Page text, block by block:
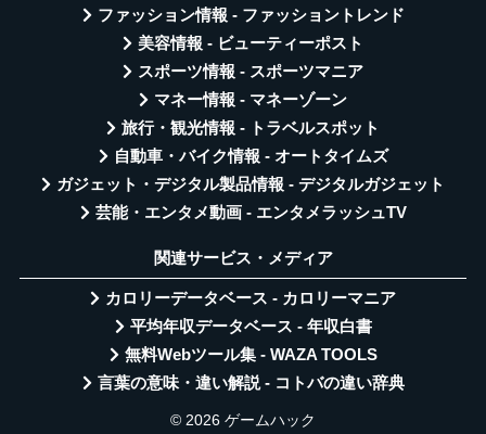
ファッション情報 - ファッショントレンド
美容情報 - ビューティーポスト
スポーツ情報 - スポーツマニア
マネー情報 - マネーゾーン
旅行・観光情報 - トラベルスポット
自動車・バイク情報 - オートタイムズ
ガジェット・デジタル製品情報 - デジタルガジェット
芸能・エンタメ動画 - エンタメラッシュTV
関連サービス・メディア
カロリーデータベース - カロリーマニア
平均年収データベース - 年収白書
無料Webツール集 - WAZA TOOLS
言葉の意味・違い解説 - コトバの違い辞典
© 2026 ゲームハック